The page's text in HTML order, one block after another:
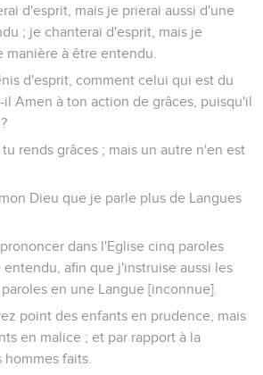
d'esprit, mais je prierai aussi d'une
; je chanterai d'esprit, mais je
manière à être entendu.
d'esprit, comment celui qui est du
Amen à ton action de grâces, puisqu'il
rends grâces ; mais un autre n'en est
Dieu que je parle plus de Langues
dans l'Eglise cinq paroles
afin que j'instruise aussi les
en une Langue [inconnue].
point des enfants en prudence, mais
en malice ; et par rapport à la
faits.